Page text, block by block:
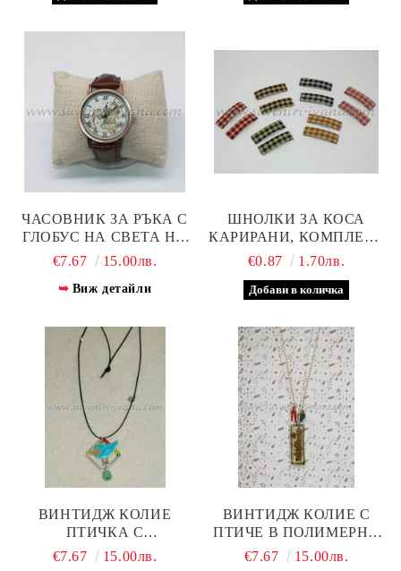
ЧАСОВНИК ЗА РЪКА С
ГЛОБУС НА СВЕТА НА
ЦИФЕРБЛАТА
€7.67 15.00лв.
Виж детайли
ШНОЛКИ ЗА КОСА
КАРИРАНИ, КОМПЛЕКТ
2 БРОЯ
€0.87 1.70лв.
ВИНТИДЖ КОЛИЕ
ПТИЧКА С
ЕМАЙЛИРАНО
€7.67 15.00лв.
ВИНТИДЖ КОЛИЕ С
ПТИЧЕ В ПОЛИМЕРНА
СМОЛА
€7.67 15.00лв.